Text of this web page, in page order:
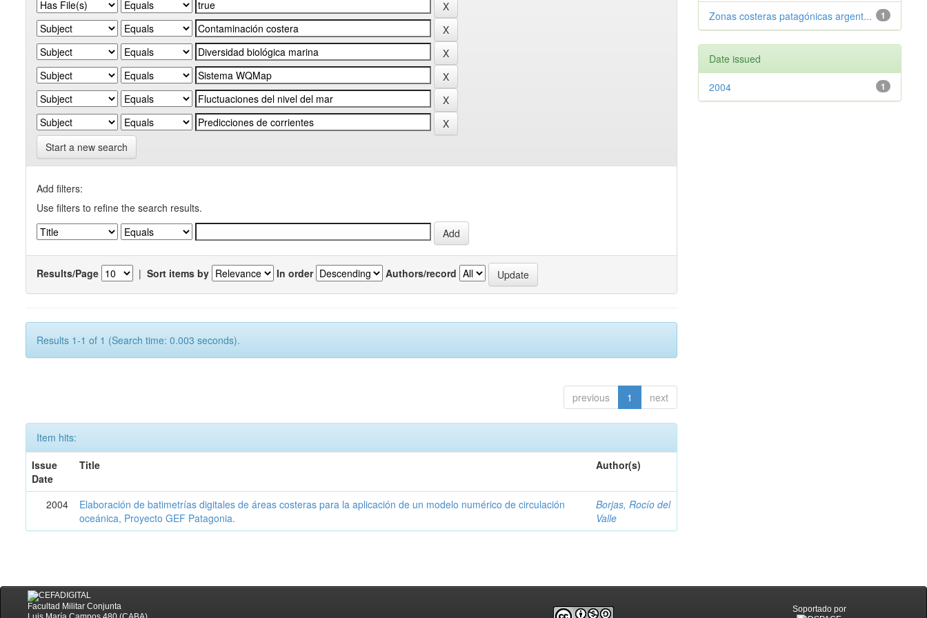
Start a new search
Add filters:
Use filters to refine the search results.
Results/Page | Sort items by In order Authors/record
Results 1-1 of 1 (Search time: 0.003 seconds).
previous 1 next
Item hits:
Issue
Date
Title Author(s)
2004
Elaboración de batimetrías digitales de áreas costeras para la aplicación de un modelo numérico de circulación
oceánica, Proyecto GEF Patagonia.
Borjas, Rocío del
Valle
1
Zonas costeras patagónicas argent...
Date issued
1
2004
Facultad Militar Conjunta
Soportado por